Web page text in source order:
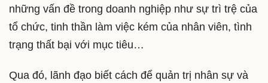
những vấn đề trong doanh nghiệp như sự trì trệ của
tổ chức, tinh thần làm việc kém của nhân viên, tình
trạng thất bại với mục tiêu…
Qua đó, lãnh đạo biết cách để quản trị nhân sự và